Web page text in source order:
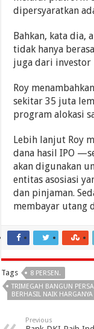
dipersyaratkan
Bahkan, kata
tidak hanya
juga dari investor
Roy
sekitar 35 juta
program alokasi
Lebih lanjut Roy
dana hasil IPO
akan digunakan
entitas asosiasi
dan pinjaman.
membayar utang
Tags
8 PERSEN.
TRIMEGAH BANGUN
BERHASIL NAIK
Previous